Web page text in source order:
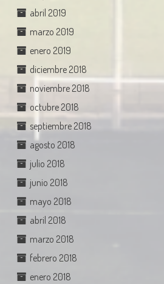
abril 2019
marzo 2019
enero 2019
diciembre 2018
noviembre 2018
octubre 2018
septiembre 2018
agosto 2018
julio 2018
junio 2018
mayo 2018
abril 2018
marzo 2018
febrero 2018
enero 2018